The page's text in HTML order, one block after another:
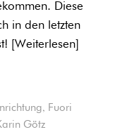
Diese
in den letzten
Weiterlesen
, Fuori
Götz